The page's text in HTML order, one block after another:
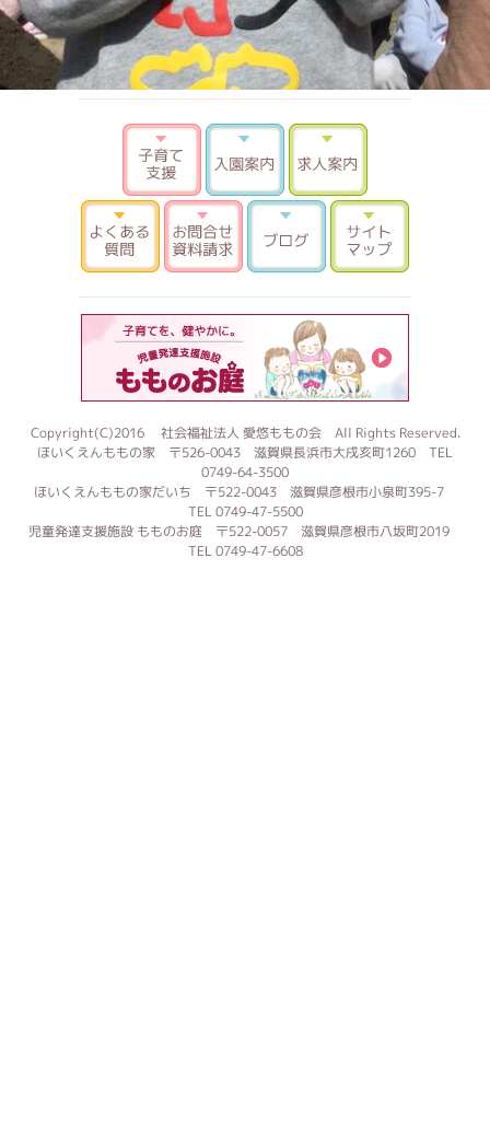
子育て支援入園案内
よくある質問お問合せ 資料請求
ブログ
Copyright(C)2016 社会福祉法人 愛悠ももの会 All Rights Reserved.
ほいくえんももの家 〒526-0043 滋賀県長浜市大戌亥町1260 TEL
0749-64-3500
ほいくえんももの家だいち 〒522-0043 滋賀県彦根市小泉町395-7
TEL 0749-47-5500
児童発達支援施設 もものお庭 〒522-0057 滋賀県彦根市八坂町2019
TEL 0749-47-6608